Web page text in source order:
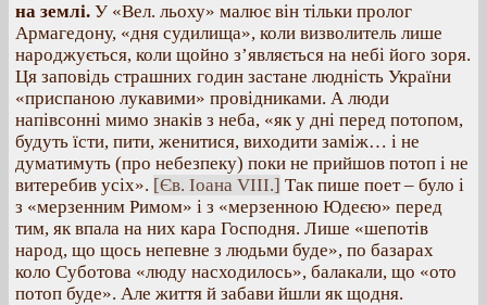
на землі. У «Вел. льоху» малює він тільки пролог
Армагедону, «дня судилища», коли визволитель лише
народжується, коли щойно з’являється на небі його зоря.
Ця заповідь страшних годин застане людність України
«приспаною лукавими» провідниками. А люди
напівсонні мимо знаків з неба, «як у дні перед потопом,
будуть їсти, пити, женитися, виходити заміж… і не
думатимуть (про небезпеку) поки не прийшов потоп і не
витеребив усіх». [Єв. Іоана VIII.] Так пише поет – було і
з «мерзенним Римом» і з «мерзенною Юдеєю» перед
тим, як впала на них кара Господня. Лише «шепотів
народ, що щось непевне з людьми буде», по базарах
коло Суботова «люду насходилось», балакали, що «ото
потоп буде». Але життя й забави йшли як щодня.